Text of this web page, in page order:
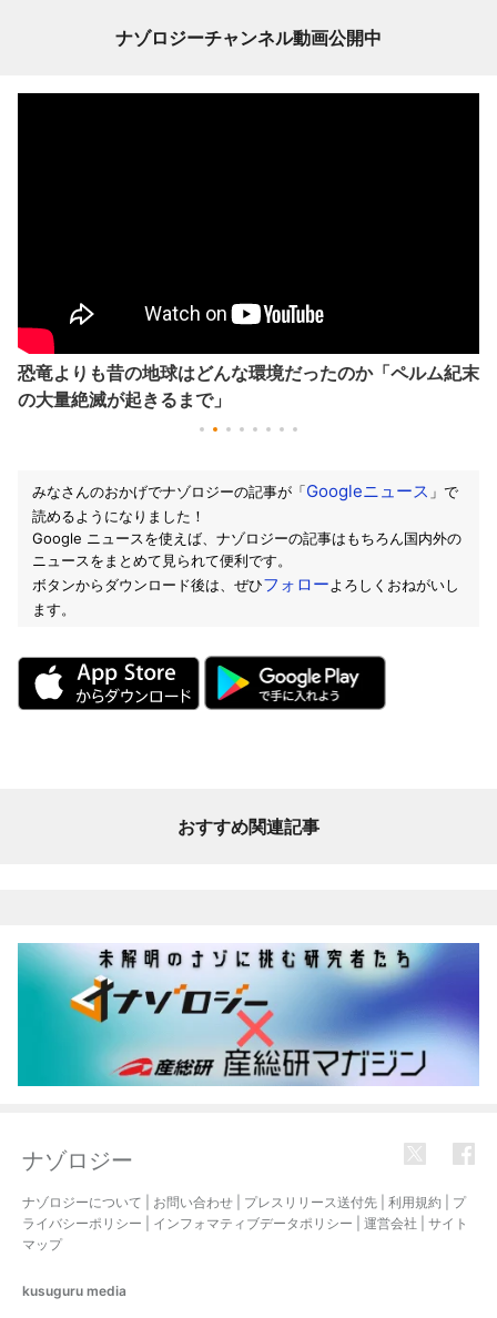
ナゾロジーチャンネル動画公開中
恐竜よりも昔の地球はどんな環境だったのか「ペルム紀末
の大量絶滅が起きるまで」
みなさんのおかげでナゾロジーの記事が「Googleニュース 」で
読めるようになりました！
Google ニュースを使えば、ナゾロジーの記事はもちろん国内外の
ニュースをまとめて見られて便利です。
ボタンからダウンロード後は、ぜひフォローよろしくおねがいし
ます。
おすすめ関連記事
ナゾロジー
ナゾロジーについて お問い合わせ プレスリリース送付先 利用規約
プ
ライバシーポリシー
インフォマティブデータポリシー 運営会社
サイト
マップ
kusuguru media